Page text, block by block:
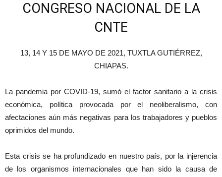
CONGRESO NACIONAL DE LA
CNTE
13, 14 Y 15 DE MAYO DE 2021, TUXTLA GUTIÉRREZ,
CHIAPAS.
La pandemia por COVID-19, sumó el factor sanitario a la crisis
económica, política provocada por el neoliberalismo, con
afectaciones aún más negativas para los trabajadores y pueblos
oprimidos del mundo.
Esta crisis se ha profundizado en nuestro país, por la injerencia
de los organismos internacionales que han sido la causa de